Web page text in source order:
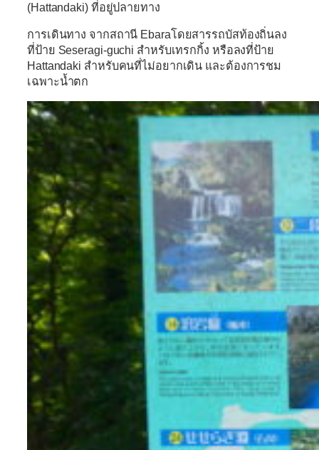
(Hattandaki) ที่อยู่ปลายทาง
การเดินทาง จากสถานี Ebaraโดยสารรถบัสท้องถิ่นลง
ที่ป้าย Seseragi-guchi สำหรับเทรกกิ้ง หรือลงที่ป้าย
Hattandaki สำหรับคนที่ไม่อยากเดิน และต้องการชม
เฉพาะน้ำตก